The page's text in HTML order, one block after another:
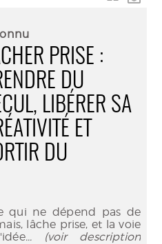
PRISE :
DU
LIBÉRER SA
ET
DU
qui ne dépend pas de
lâche prise, et la voie
... (voir description